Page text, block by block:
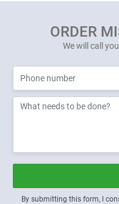
ORDER
We will call
By submitting this form, I